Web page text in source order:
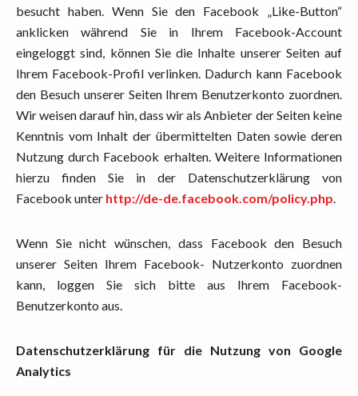
besucht haben. Wenn Sie den Facebook „Like-Button“
anklicken während Sie in Ihrem Facebook-Account
eingeloggt sind, können Sie die Inhalte unserer Seiten auf
Ihrem Facebook-Profil verlinken. Dadurch kann Facebook
den Besuch unserer Seiten Ihrem Benutzerkonto zuordnen.
Wir weisen darauf hin, dass wir als Anbieter der Seiten keine
Kenntnis vom Inhalt der übermittelten Daten sowie deren
Nutzung durch Facebook erhalten. Weitere Informationen
hierzu finden Sie in der Datenschutzerklärung von
Facebook unter http://de-de.facebook.com/policy.php.
Wenn Sie nicht wünschen, dass Facebook den Besuch
unserer Seiten Ihrem Facebook- Nutzerkonto zuordnen
kann, loggen Sie sich bitte aus Ihrem Facebook-
Benutzerkonto aus.
Datenschutzerklärung für die Nutzung von Google
Analytics